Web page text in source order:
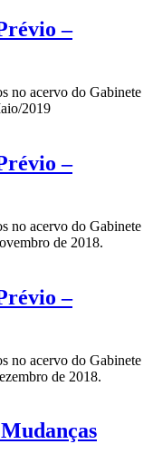
–
no acervo do Gabinete
2019
–
no acervo do Gabinete
de 2018.
–
no acervo do Gabinete
de 2018.